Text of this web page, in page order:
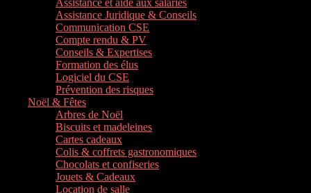
Assistance et aide aux salariés
Assistance Juridique & Conseils
Communication CSE
Compte rendu & PV
Conseils & Expertises
Formation des élus
Logiciel du CSE
Prévention des risques
Noël & Fêtes
Arbres de Noël
Biscuits et madeleines
Cartes cadeaux
Colis & coffrets gastronomiques
Chocolats et confiseries
Jouets & Cadeaux
Location de salle